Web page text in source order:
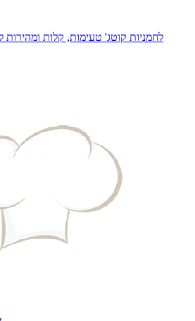
לחמניות קוטג' טעימות, קלות ומהירות